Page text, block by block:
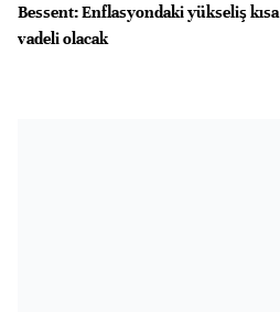
Bessent: Enflasyondaki yükseliş kısa
vadeli olacak